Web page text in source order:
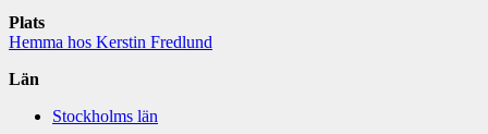
Plats
Hemma hos Kerstin Fredlund
Län
Stockholms län